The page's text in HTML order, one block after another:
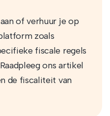
of verhuur je op
zoals
fiscale regels
ons artikel
de fiscaliteit van